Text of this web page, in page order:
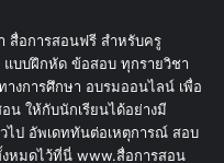
สื่อการสอนฟรี สำหรับครู
แบบฝึกหัด ข้อสอบ ทุกรายวิชา
างการศึกษา อบรมออนไลน์ เพื่อ
น ให้กับนักเรียนได้อย่างมี
ไป อัพเดททันต่อเหตุการณ์ สอบ
หมดไว้ที่นี่ www.สื่อการสอน